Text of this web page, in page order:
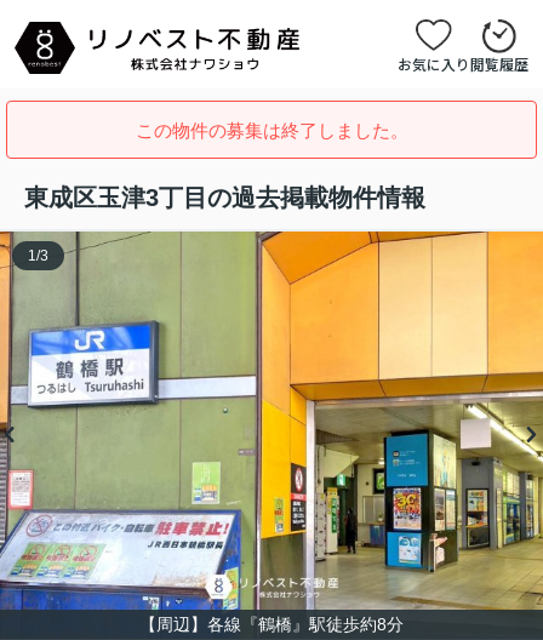
お気に入り閲覧履歴
この物件の募集は終了しました。
東成区玉津3丁目の過去掲載物件情報
【周辺】各線『鶴橋』駅徒歩約8分
1 /3